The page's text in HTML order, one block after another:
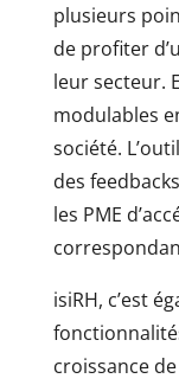
plusieurs
de profiter
leur secteur.
modulables
société.
des
les PME
isiRH, c’est
croissance